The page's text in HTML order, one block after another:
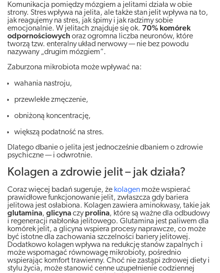
Komunikacja pomiędzy mózgiem a jelitami działa w obie
strony. Stres wpływa na jelita, ale także stan jelit wpływa na to,
jak reagujemy na stres, jak śpimy i jak radzimy sobie
emocjonalnie. W jelitach znajduje się ok. 70% komórek
odpornościowychoraz ogromna liczba neuronów, które
tworzą tzw. enteralny układ nerwowy — nie bez powodu
nazywany „drugim mózgiem”.
Zaburzona mikrobiota może wpływać na:
wahania nastroju,
przewlekłe zmęczenie,
obniżoną koncentrację,
większą podatność na stres.
Dlatego dbanie o jelita jest jednocześnie dbaniem o zdrowie
psychiczne — i odwrotnie.
Kolagen a zdrowie jelit – jak działa?
Coraz więcej badań sugeruje, że kolagen może wspierać
prawidłowe funkcjonowanie jelit, zwłaszcza gdy bariera
jelitowa jest osłabiona. Kolagen zawiera aminokwasy, takie jak
glutamina, glicynaczyprolina, które są ważne dla odbudowy
i regeneracji nabłonka jelitowego. Glutamina jest paliwem dla
komórek jelit, a glicyna wspiera procesy naprawcze, co może
być istotne dla zachowania szczelności bariery jelitowej.
Dodatkowo kolagen wpływa na redukcję stanów zapalnych i
może wspomagać równowagę mikrobioty, pośrednio
wspierając komfort trawienny. Choć nie zastąpi zdrowej diety i
stylu życia, może stanowić cenne uzupełnienie codziennej